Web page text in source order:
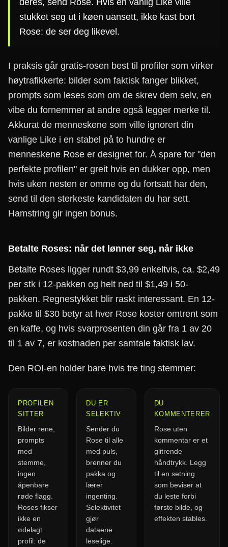
deres, send Rose. Hvis en vanlig Like ville
stukket seg ut i køen uansett, ikke kast bort
Rose: de ser deg likevel.
I praksis går gratis-rosen best til profiler som virker
høytrafikkerte: bilder som faktisk fanger blikket,
prompts som leses som om de skrev dem selv, en
vibe du fornemmer at andre også legger merke til.
Akkurat de menneskene som ville ignorert din
vanlige Like i en stabel på to hundre er
menneskene Rose er designet for. Å spare for "den
perfekte profilen" er greit hvis en dukker opp, men
hvis uken nesten er omme og du fortsatt har den,
send til den sterkeste kandidaten du har sett.
Hamstring gir ingen bonus.
Betalte Roses: når det lønner seg, når ikke
Betalte Roses ligger rundt $3,99 enkeltvis, ca. $2,49
per stk i 12-pakken og helt ned til $1,49 i 50-
pakken. Regnestykket blir raskt interessant. En 12-
pakke til $30 betyr at hver Rose koster omtrent som
en kaffe, og hvis svarprosenten din går fra 1 av 20
til 1 av 7, er kostnaden per samtale faktisk lav.
Den ROI-en holder bare hvis tre ting stemmer:
PROFILEN
SITTER
Bilder rene,
prompts
med
stemme,
ingen
åpenbare
røde flagg.
Roses fikser
ikke en
ødelagt
profil: de
DU ER
SELEKTIV
Sender du
Rose til alle
med puls,
brenner du
pakka og
lærer
ingenting.
Selektivitet
gjør
dataene
leselige.
DU
KOMMENTERER
Rose uten
kommentar er et
glitrende
håndtrykk. Legg
til en setning
som beviser at
du leste forbi
første bilde, og
effekten stables.